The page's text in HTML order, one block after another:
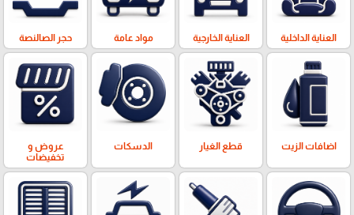
العناية الداخلية العناية الخارجية مواد عامة حجر الصالنصة
اضافات الزيت قطع الغيار الدسكات
عروض و
تخفيضات